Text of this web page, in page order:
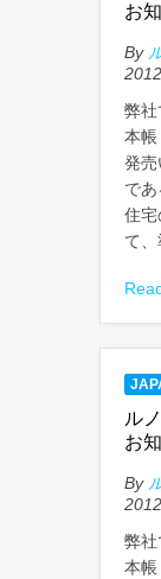
お
By
弊社
本
発売
で
住宅
て
ル
お
By
弊社
本